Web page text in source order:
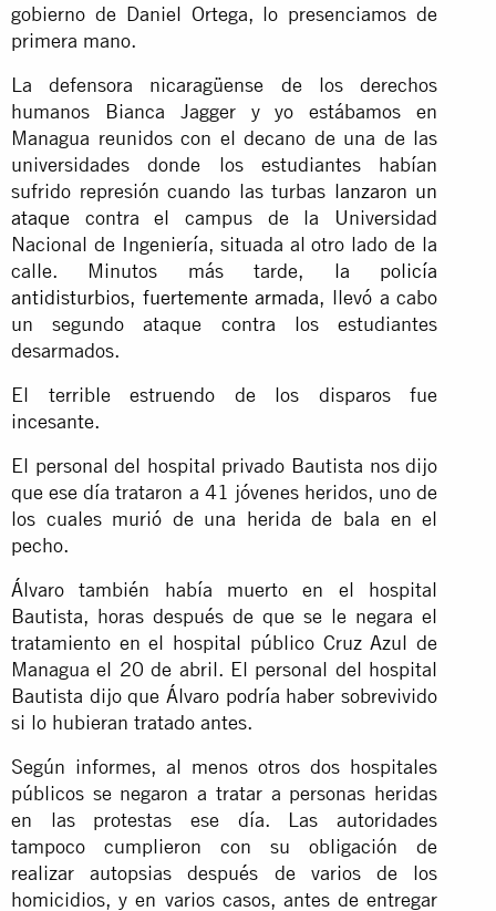
gobierno de Daniel Ortega, lo presenciamos de
primera mano.
La defensora nicaragüense de los derechos
humanos Bianca Jagger y yo estábamos en
Managua reunidos con el decano de una de las
universidades donde los estudiantes habían
sufrido represión cuando las turbas lanzaron un
ataque contra el campus de la Universidad
Nacional de Ingeniería, situada al otro lado de la
calle. Minutos más tarde, la policía
antidisturbios, fuertemente armada, llevó a cabo
un segundo ataque contra los estudiantes
desarmados.
El terrible estruendo de los disparos fue
incesante.
El personal del hospital privado Bautista nos dijo
que ese día trataron a 41 jóvenes heridos, uno de
los cuales murió de una herida de bala en el
pecho.
Álvaro también había muerto en el hospital
Bautista, horas después de que se le negara el
tratamiento en el hospital público Cruz Azul de
Managua el 20 de abril. El personal del hospital
Bautista dijo que Álvaro podría haber sobrevivido
si lo hubieran tratado antes.
Según informes, al menos otros dos hospitales
públicos se negaron a tratar a personas heridas
en las protestas ese día. Las autoridades
tampoco cumplieron con su obligación de
realizar autopsias después de varios de los
homicidios, y en varios casos, antes de entregar